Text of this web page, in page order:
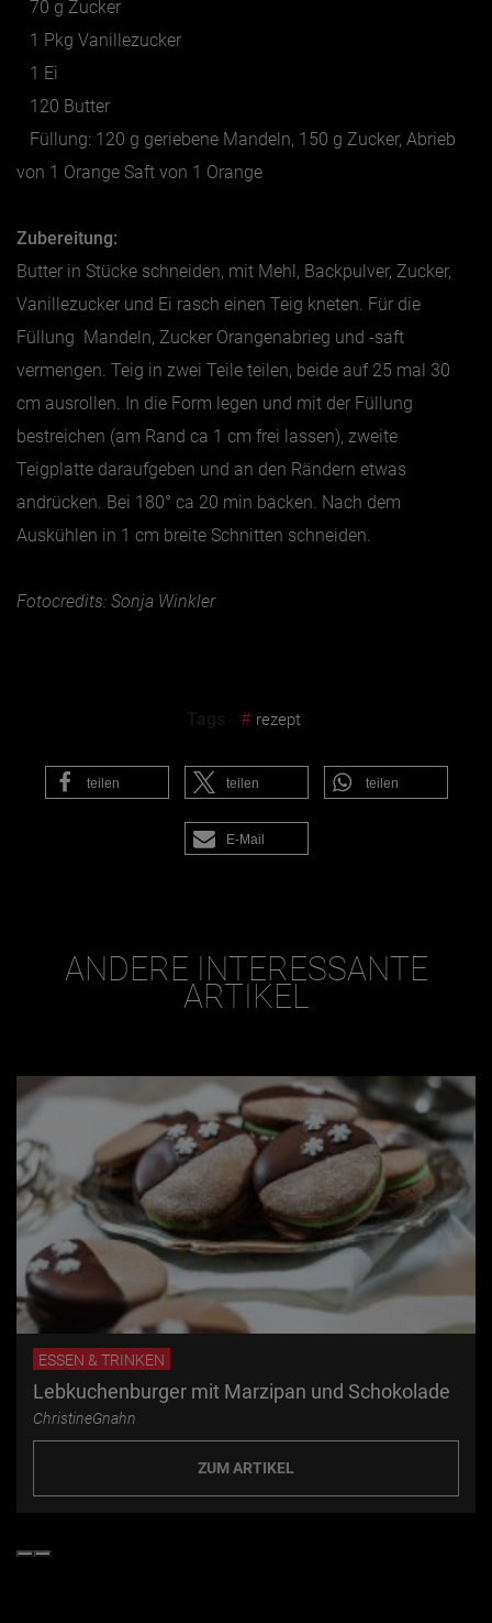
70 g Zucker
1 Pkg Vanillezucker
1 Ei
120 Butter
Füllung: 120 g geriebene Mandeln, 150 g Zucker, Abrieb
von 1 Orange Saft von 1 Orange
Zubereitung:
Butter in Stücke schneiden, mit Mehl, Backpulver, Zucker,
Vanillezucker und Ei rasch einen Teig kneten. Für die
Füllung Mandeln, Zucker Orangenabrieg und -saft
vermengen. Teig in zwei Teile teilen, beide auf 25 mal 30
cm ausrollen. In die Form legen und mit der Füllung
bestreichen (am Rand ca 1 cm frei lassen), zweite
Teigplatte daraufgeben und an den Rändern etwas
andrücken. Bei 180° ca 20 min backen. Nach dem
Auskühlen in 1 cm breite Schnitten schneiden.
Fotocredits: Sonja Winkler
# rezept
teilen teilen teilen
E-Mail
ANDERE INTERESSANTE
ARTIKEL
ESSEN & TRINKEN
Lebkuchenburger mit Marzipan und Schokolade
ChristineGnahn
ZUM ARTIKEL